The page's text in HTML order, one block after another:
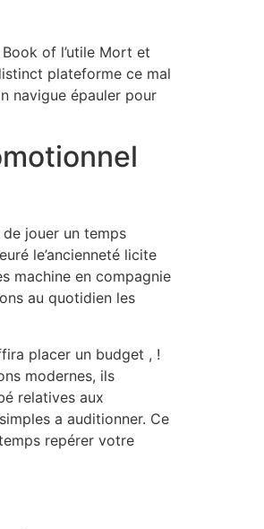
of l’utile Mort et
plateforme ce mal
navigue épauler pour
jouer un temps
le’ancienneté licite
machine en compagnie
au quotidien les
placer un budget , !
modernes, ils
relatives aux
a auditionner. Ce
repérer votre